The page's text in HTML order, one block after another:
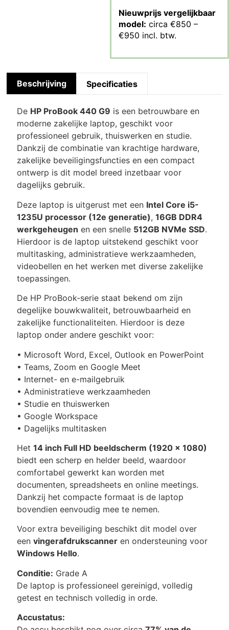
Nieuwprijs vergelijkbaar
model: circa €850 –
€950 incl. btw.
Beschrijving Specificaties
De HP ProBook 440 G9 is een betrouwbare en
moderne zakelijke laptop, geschikt voor
professioneel gebruik, thuiswerken en studie.
Dankzij de combinatie van krachtige hardware,
zakelijke beveiligingsfuncties en een compact
ontwerp is dit model breed inzetbaar voor
dagelijks gebruik.
Deze laptop is uitgerust met een Intel Core i5-
1235U processor (12e generatie),16GB DDR4
werkgeheugen en een snelle 512GB NVMe SSD.
Hierdoor is de laptop uitstekend geschikt voor
multitasking, administratieve werkzaamheden,
videobellen en het werken met diverse zakelijke
toepassingen.
De HP ProBook-serie staat bekend om zijn
degelijke bouwkwaliteit, betrouwbaarheid en
zakelijke functionaliteiten. Hierdoor is deze
laptop onder andere geschikt voor:
• Microsoft Word, Excel, Outlook en PowerPoint
• Teams, Zoom en Google Meet
• Internet- en e-mailgebruik
• Administratieve werkzaamheden
• Studie en thuiswerken
• Google Workspace
• Dagelijks multitasken
Het14 inch Full HD beeldscherm (1920 x 1080)
biedt een scherp en helder beeld, waardoor
comfortabel gewerkt kan worden met
documenten, spreadsheets en online meetings.
Dankzij het compacte formaat is de laptop
bovendien eenvoudig mee te nemen.
Voor extra beveiliging beschikt dit model over
eenvingerafdrukscanner en ondersteuning voor
Windows Hello.
Conditie: Grade A
De laptop is professioneel gereinigd, volledig
getest en technisch volledig in orde.
Accustatus: